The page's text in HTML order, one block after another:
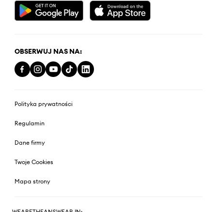
OBSERWUJ NAS NA:
Polityka prywatności
Regulamin
Dane firmy
Twoje Cookies
Mapa strony